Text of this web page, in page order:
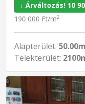
↓ Árváltozás! 10
190 000 Ft/m2
Alapterület: 50.00m
Telekterület: